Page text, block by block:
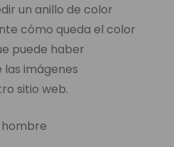
un anillo de color
cómo queda el color
puede haber
imágenes
sitio web.